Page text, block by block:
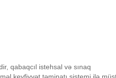
qabaqcıl istehsal və sınaq